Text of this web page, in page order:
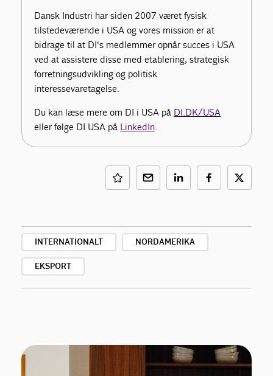
Dansk Industri har siden 2007 været fysisk
tilstedeværende i USA og vores mission er at
bidrage til at DI's medlemmer opnår succes i USA
ved at assistere disse med etablering, strategisk
forretningsudvikling og politisk
interessevaretagelse.
Du kan læse mere om DI i USA på DI.DK/USA
eller følge DI USA på LinkedIn.
INTERNATIONALT NORDAMERIKA
EKSPORT